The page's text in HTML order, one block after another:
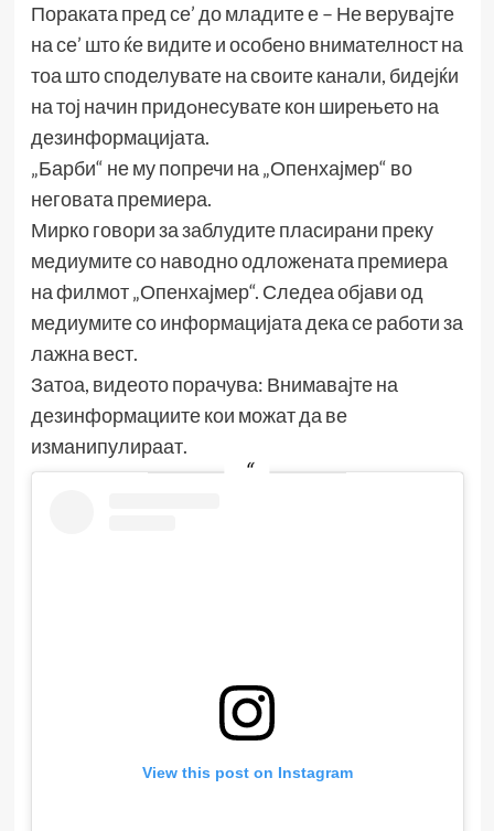
Пораката пред се’ до младите е – Не верувајте
на се’ што ќе видите и особено внимателност на
тоа што споделувате на своите канали, бидејќи
на тој начин придoнесувате кон ширењето на
дезинформацијата.
„Барби“ не му попречи на „Опенхајмер“ во
неговата премиера.
Мирко говори за заблудите пласирани преку
медиумите со наводно одложената премиера
на филмот „Опенхајмер“. Следеа објави од
медиумите со информацијата дека се работи за
лажна вест.
Затоа, видеото порачува: Внимавајте на
дезинформациите кои можат да ве
изманипулираат.
View this post on Instagram